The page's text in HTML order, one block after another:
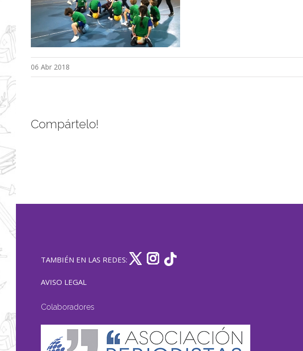
06 Abr 2018
Compártelo!
TAMBIÉN EN LAS REDES:
AVISO LEGAL
Colaboradores